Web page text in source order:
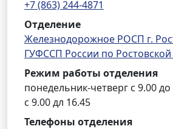
+7 (863) 244-4871
Отделение
Железнодорожное РОСП г.
ГУФССП России по Ростовской
Режим работы отделения
понедельник-четверг с 9.00
с 9.00 дл 16.45
Телефоны отделения